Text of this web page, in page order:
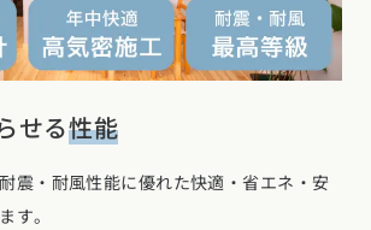
せる性能
震・耐風性能に優れた快適・省エネ・安
す。